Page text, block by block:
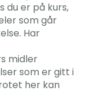
du er på kurs,
som går
Har
midler
som er gitt i
her kan